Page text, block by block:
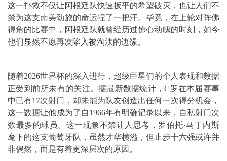
这一扑救不仅让阿根廷队快速扳平的希望破灭，也让人们不
禁为这支南美劲旅的命运捏了一把汗。毕竟，在上轮对阵佛
得角的比赛中，阿根廷队就曾经历过惊心动魄的时刻，如今
他们显然不愿再次陷入被淘汰的边缘。
随着2026世界杯的深入进行，超级巨星们的个人表现和数据
正受到前所未有的关注。据最新数据统计，C罗在本届赛事
中已有17次射门，却未能为队友创造出任何一次得分机会，
这一数据让他成为了自1966年有明确记录以来，自私射门次
数最多的球员。这一现象不禁让人思考，罗伯托·马丁内斯
麾下的这支葡萄牙队，虽然才华横溢，但止步十六强或许并
非偶然，而是有着更深层次的原因。